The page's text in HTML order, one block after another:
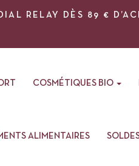
RELAY DÈS 89 €
COSMÉTIQUES BIO
ALIMENTAIRES